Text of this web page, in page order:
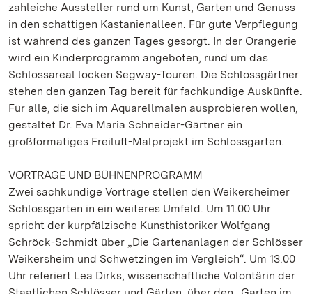
zahleiche Aussteller rund um Kunst, Garten und Genuss
in den schattigen Kastanienalleen. Für gute Verpflegung
ist während des ganzen Tages gesorgt. In der Orangerie
wird ein Kinderprogramm angeboten, rund um das
Schlossareal locken Segway-Touren. Die Schlossgärtner
stehen den ganzen Tag bereit für fachkundige Auskünfte.
Für alle, die sich im Aquarellmalen ausprobieren wollen,
gestaltet Dr. Eva Maria Schneider-Gärtner ein
großformatiges Freiluft-Malprojekt im Schlossgarten.
VORTRÄGE UND BÜHNENPROGRAMM
Zwei sachkundige Vorträge stellen den Weikersheimer
Schlossgarten in ein weiteres Umfeld. Um 11.00 Uhr
spricht der kurpfälzische Kunsthistoriker Wolfgang
Schröck-Schmidt über „Die Gartenanlagen der Schlösser
Weikersheim und Schwetzingen im Vergleich“. Um 13.00
Uhr referiert Lea Dirks, wissenschaftliche Volontärin der